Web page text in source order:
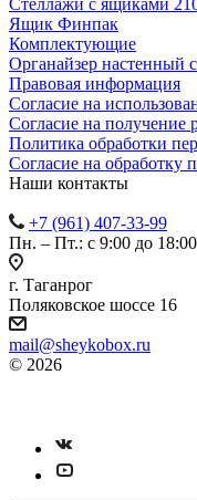
Ящик Финпак
Комплектующие
Органайзер
Правовая информация
Согласие на
Согласие на
Политика обработки
Согласие на обработку
Наши контакты
+7 (961) 407-33-99
Пн. – Пт.: с 9:00 до 18:00
г. Таганрог
Поляковское шоссе 16
mail@sheykobox.ru
© 2026